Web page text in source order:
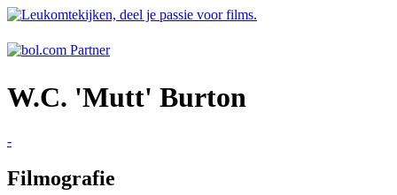
W.C. 'Mutt' Burton
-
Filmografie